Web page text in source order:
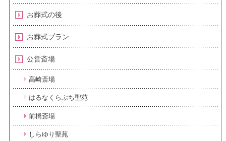
お葬式の後
お葬式プラン
公営斎場
高崎斎場
はるなくらぶち聖苑
前橋斎場
しらゆり聖苑